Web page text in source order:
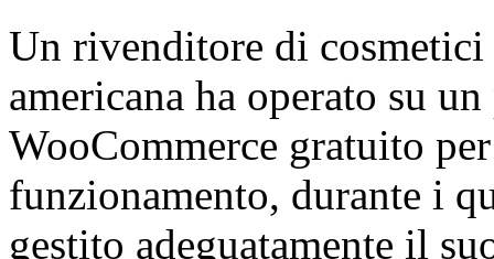
Un rivenditore di cosmetici
americana ha operato su
WooCommerce gratuito
funzionamento, durante i
gestito adeguatamente il